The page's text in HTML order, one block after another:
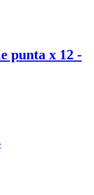
punta x 12 -